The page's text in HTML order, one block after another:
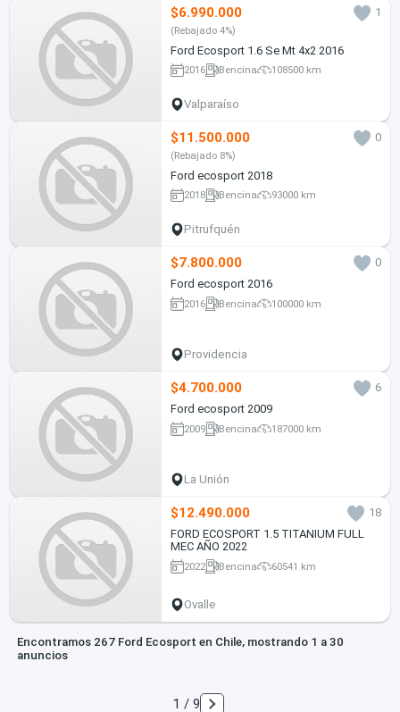
$6.990.000 1
(Rebajado 4%)
Ford Ecosport 1.6 Se Mt 4x2 2016
2016 Bencina 108500 km
Valparaíso
$11.500.000 0
(Rebajado 8%)
Ford ecosport 2018
2018 Bencina 93000 km
Pitrufquén
$7.800.000
0
Ford ecosport 2016
2016 Bencina 100000 km
Providencia
$4.700.000
6
Ford ecosport 2009
2009 Bencina 187000 km
La Unión
$12.490.000
18
FORD ECOSPORT 1.5 TITANIUM FULL
MEC AÑO 2022
2022 Bencina 60541 km
Ovalle
Encontramos 267 Ford Ecosport en Chile, mostrando 1 a 30
anuncios
1 / 9